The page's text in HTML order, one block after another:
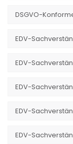
DSGVO-
EDV-
EDV-
EDV-
EDV-
EDV-